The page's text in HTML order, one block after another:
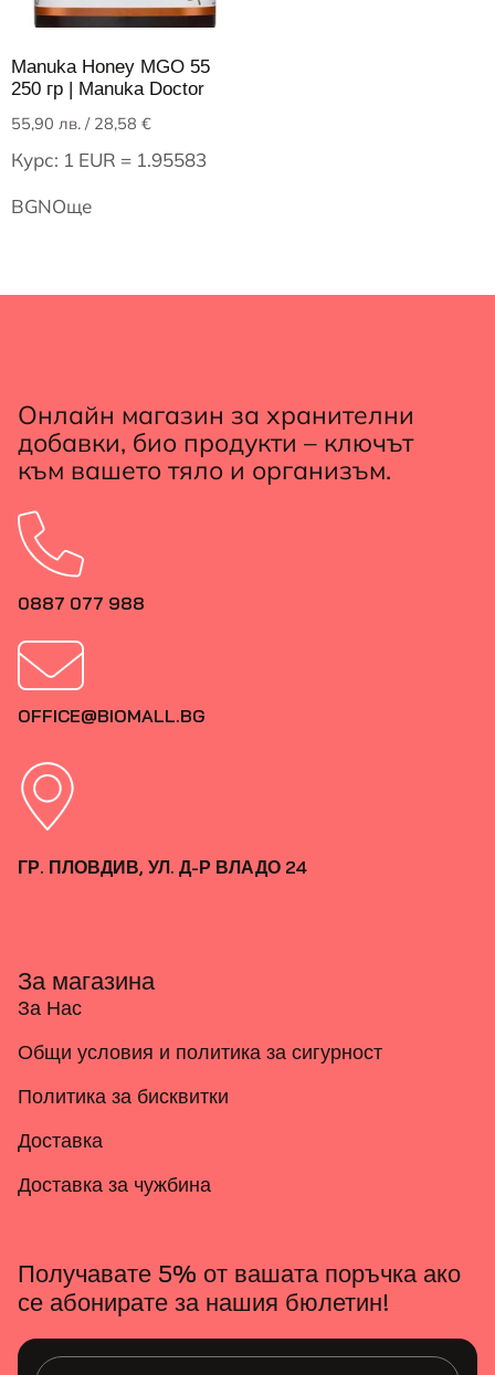
Manuka Honey MGO 55
250 гр | Manuka Doctor
55,90 лв. / 28,58 €
Курс: 1 EUR = 1.95583
BGNОще
Онлайн магазин за хранителни
добавки, био продукти – ключът
към вашето тяло и организъм.
0887 077 988
OFFICE@BIOMALL.BG
ГР. ПЛОВДИВ, УЛ. Д-Р ВЛАДО 24
За магазина
За Нас
Общи условия и политика за сигурност
Политика за бисквитки
Доставка
Доставка за чужбина
Получавате 5% от вашата поръчка ако
се абонирате за нашия бюлетин!